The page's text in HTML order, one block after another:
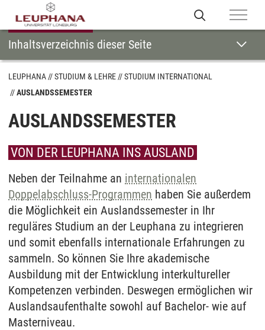
LEUPHANA STUDIUM & LEHRE
STUDIUM INTERNATIONAL
AUSLANDSSEMESTER
AUSLANDSSEMESTER
VON DER LEUPHANA INS AUSLAND
Neben der Teilnahme an internationalen
Doppelabschluss-Programmen haben Sie außerdem
die Möglichkeit ein Auslandssemester in Ihr
reguläres Studium an der Leuphana zu integrieren
und somit ebenfalls internationale Erfahrungen zu
sammeln. So können Sie Ihre akademische
Ausbildung mit der Entwicklung interkultureller
Kompetenzen verbinden. Deswegen ermöglichen wir
Auslandsaufenthalte sowohl auf Bachelor- wie auf
Masterniveau.
Inhaltsverzeichnis dieser Seite